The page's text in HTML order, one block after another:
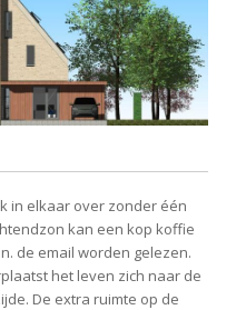
in elkaar over zonder één
kan een kop koffie
de email worden gelezen.
het leven zich naar de
De extra ruimte op de